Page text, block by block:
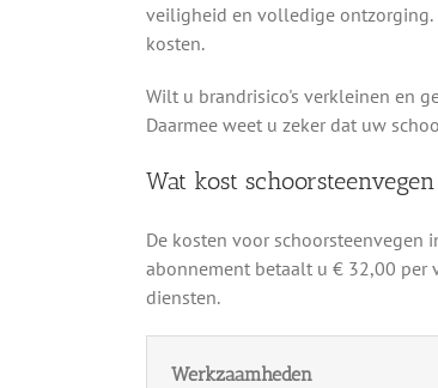
veiligheid en volledige ontzorging.
kosten.
Wilt u brandrisico's verkleinen en
Daarmee weet u zeker dat uw
Wat kost
De kosten voor schoorsteenvegen
abonnement betaalt u € 32,00 per
diensten.
Werkzaamheden